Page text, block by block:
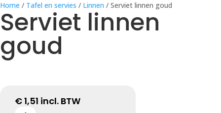
Home / Tafel en servies / Linnen / Serviet linnen goud
Serviet linnen
goud
€1,51 incl. BTW